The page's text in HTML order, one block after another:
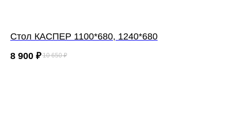
Cтол КАСПЕР 1100*680, 1240*680
8 900 ₽ 10 650 ₽